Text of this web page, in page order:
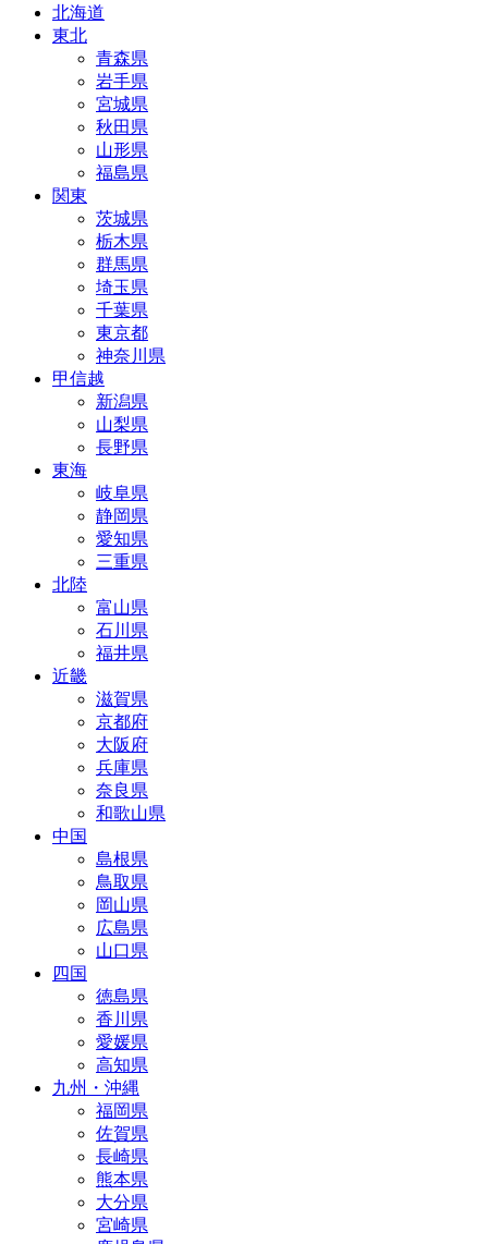
北海道
東北
青森県
岩手県
宮城県
秋田県
山形県
福島県
関東
茨城県
栃木県
群馬県
埼玉県
千葉県
東京都
神奈川県
甲信越
新潟県
山梨県
長野県
東海
岐阜県
静岡県
愛知県
三重県
北陸
富山県
石川県
福井県
近畿
滋賀県
京都府
大阪府
兵庫県
奈良県
和歌山県
中国
島根県
鳥取県
岡山県
広島県
山口県
四国
徳島県
香川県
愛媛県
高知県
九州・沖縄
福岡県
佐賀県
長崎県
熊本県
大分県
宮崎県